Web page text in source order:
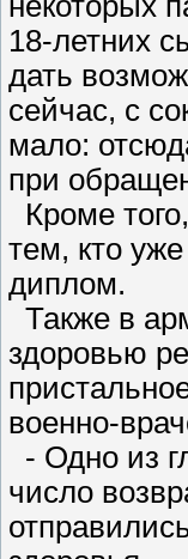
18-летних
дать
сейчас, с
мало:
при
Кроме
тем, кто
диплом.
Также в
здоровью
военно-
- Одно из
число